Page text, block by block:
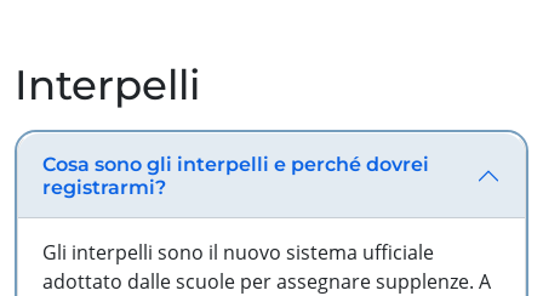
Interpelli
Cosa sono gli interpelli e perché dovrei
registrarmi?
Gli interpelli sono il nuovo sistema ufficiale
adottato dalle scuole per assegnare supplenze. A